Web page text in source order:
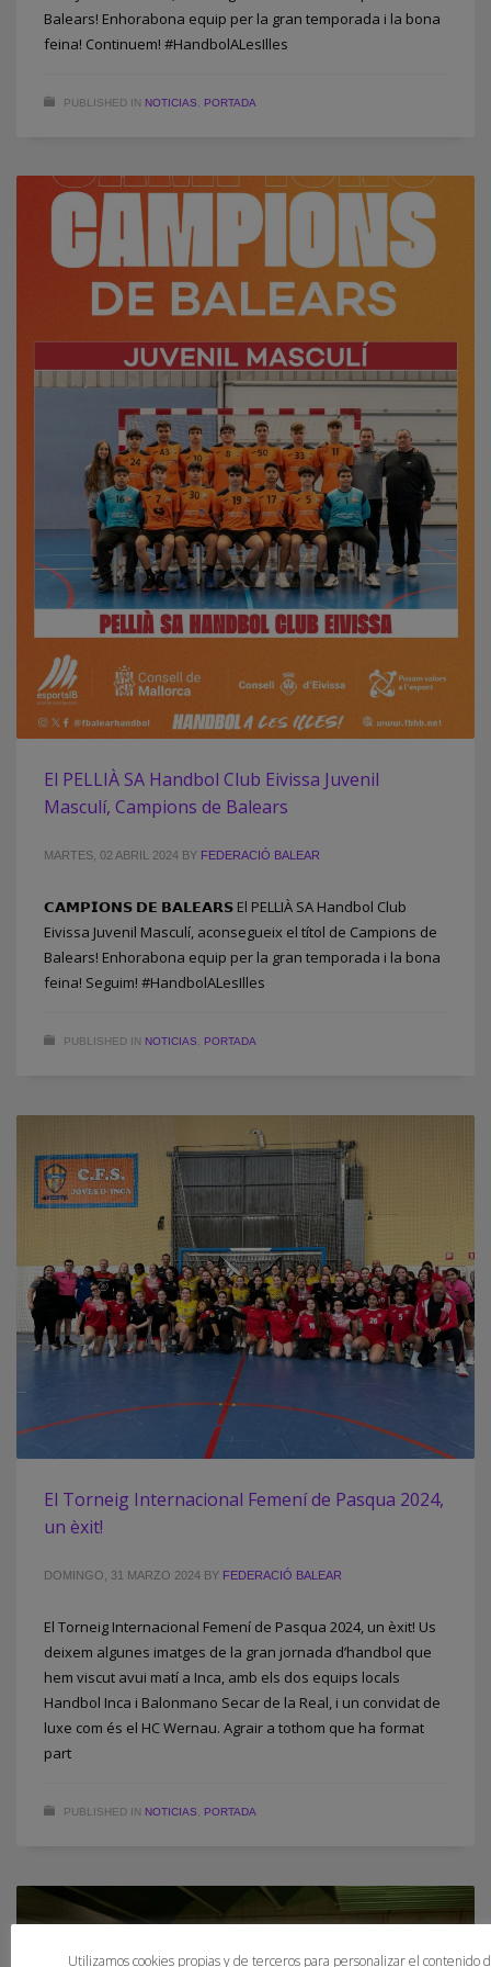
Balears! Enhorabona equip per la gran temporada i la bona
feina! Continuem! #HandbolALesIlles
PUBLISHED IN NOTICIAS, PORTADA
El PELLIÀ SA Handbol Club Eivissa Juvenil
Masculí, Campions de Balears
MARTES, 02 ABRIL 2024 BY FEDERACIÓ BALEAR
𝗖𝗔𝗠𝗣𝗜𝗢𝗡𝗦 𝗗𝗘 𝗕𝗔𝗟𝗘𝗔𝗥𝗦 El PELLIÀ SA Handbol Club
Eivissa Juvenil Masculí, aconsegueix el títol de Campions de
Balears! Enhorabona equip per la gran temporada i la bona
feina! Seguim! #HandbolALesIlles
PUBLISHED IN NOTICIAS, PORTADA
El Torneig Internacional Femení de Pasqua 2024,
un èxit!
DOMINGO, 31 MARZO 2024 BY FEDERACIÓ BALEAR
El Torneig Internacional Femení de Pasqua 2024, un èxit! Us
deixem algunes imatges de la gran jornada d’handbol que
hem viscut avui matí a Inca, amb els dos equips locals
Handbol Inca i Balonmano Secar de la Real, i un convidat de
luxe com és el HC Wernau. Agrair a tothom que ha format
part
PUBLISHED IN NOTICIAS PORTADA
Utilizamos cookies propias y de terceros para personalizar el contenido